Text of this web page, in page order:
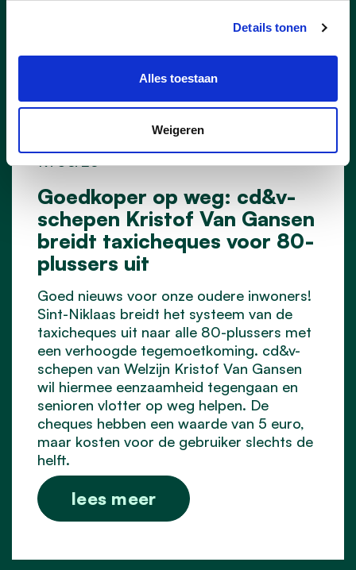
Details tonen
Alles toestaan
Weigeren
Goedkoper op weg: cd&v-
schepen Kristof Van Gansen
breidt taxicheques voor 80-
plussers uit
19/06/26
Goed nieuws voor onze oudere inwoners!
Sint-Niklaas breidt het systeem van de
taxicheques uit naar alle 80-plussers met
een verhoogde tegemoetkoming. cd&v-
schepen van Welzijn Kristof Van Gansen
wil hiermee eenzaamheid tegengaan en
senioren vlotter op weg helpen. De
cheques hebben een waarde van 5 euro,
maar kosten voor de gebruiker slechts de
helft.
lees meer